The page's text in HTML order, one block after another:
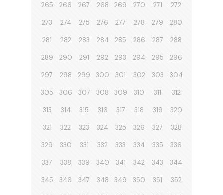
265 266 267 268 269 270 271 272
273 274 275 276 277 278 279 280
281 282 283 284 285 286 287 288
289 290 291 292 293 294 295 296
297 298 299 300 301 302 303 304
305 306 307 308 309 310 311 312
313 314 315 316 317 318 319 320
321 322 323 324 325 326 327 328
329 330 331 332 333 334 335 336
337 338 339 340 341 342 343 344
345 346 347 348 349 350 351 352